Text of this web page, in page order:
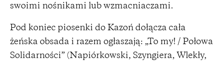
swoimi nośnikami lub wzmacniaczami.
Pod koniec piosenki do Kazoń dołącza cała
żeńska obsada i razem ogłaszają: „To my! / Połowa
Solidarności” (Napiórkowski, Szyngiera, Wlekły,